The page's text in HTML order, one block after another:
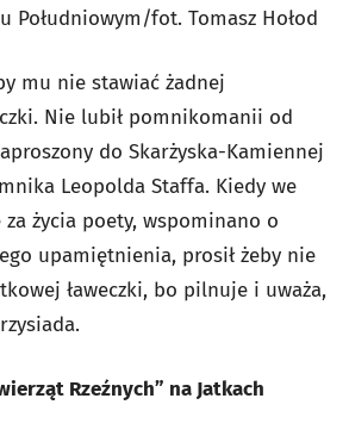
Południowym/fot. Tomasz Hołod
mu nie stawiać żadnej
Nie lubił pomnikomanii od
do Skarżyska-Kamiennej
Leopolda Staffa. Kiedy we
za życia poety, wspominano o
upamiętnienia, prosił żeby nie
ławeczki, bo pilnuje i uważa,
Rzeźnych” na Jatkach